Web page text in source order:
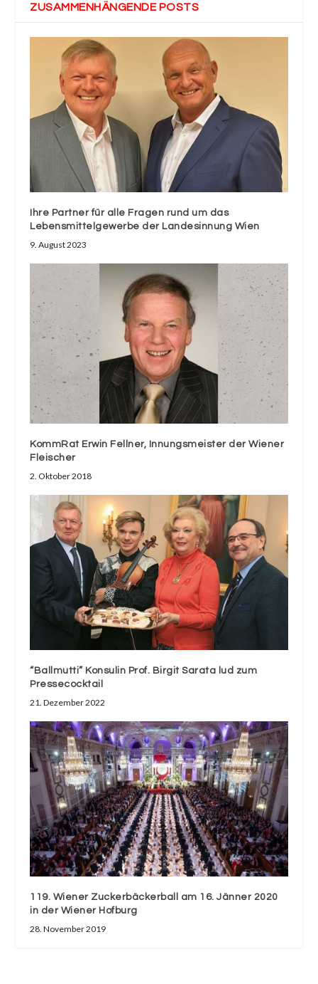
ZUSAMMENHÄNGENDE POSTS
Ihre Partner für alle Fragen rund um das
Lebensmittelgewerbe der Landesinnung Wien
9. August 2023
KommRat Erwin Fellner, Innungsmeister der Wiener
Fleischer
2. Oktober 2018
“Ballmutti” Konsulin Prof. Birgit Sarata lud zum
Pressecocktail
21. Dezember 2022
119. Wiener Zuckerbäckerball am 16. Jänner 2020
in der Wiener Hofburg
28. November 2019